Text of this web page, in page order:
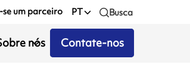
um parceiro PT Busca
nós Contate-nos